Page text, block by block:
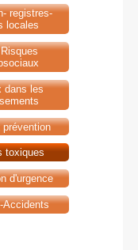
registres-
locales
dans les
toxiques
d'urgence
Accidents